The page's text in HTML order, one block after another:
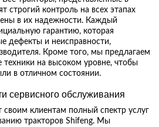
строгий контроль на всех этапах
в их надежности. Каждый
гарантию, которая
дефекты и неисправности,
Кроме того, мы предлагаем
техники на высоком уровне, чтобы
в отличном состоянии.
сервисного обслуживания
своим клиентам полный спектр услуг
тракторов Shifeng. Мы